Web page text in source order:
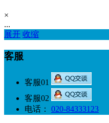
×
...
展开 收缩
客服
客服01
客服02
电话：
020-84333123